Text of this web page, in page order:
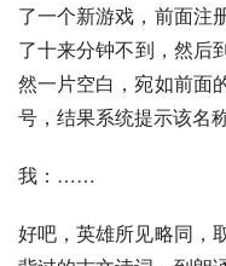
了一个新游戏，前面注
了十来分钟不到，然后
然一片空白，宛如前面
号，结果系统提示该名
我：……
好吧，英雄所见略同，